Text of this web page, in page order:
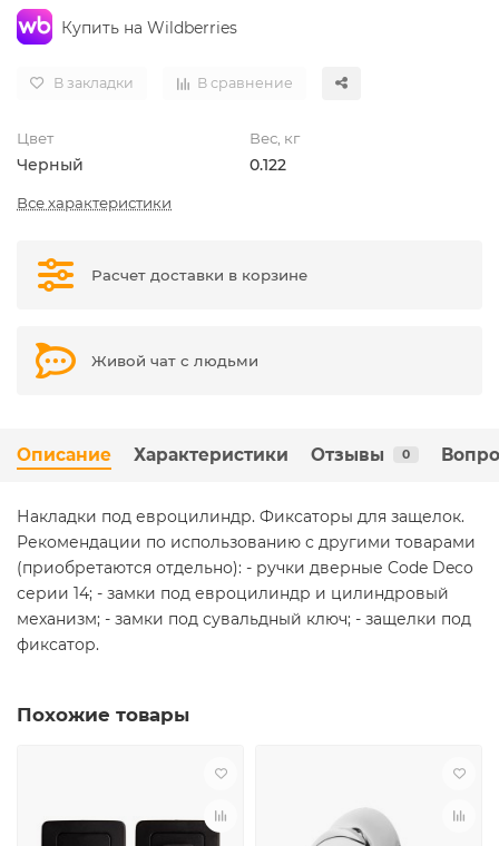
Купить на Wildberries
В закладки В сравнение
Цвет
Черный
Вес, кг
0.122
Все характеристики
Расчет доставки в корзине
Живой чат с людьми
Описание Характеристики Отзывы 0
Накладки под евроцилиндр. Фиксаторы для защелок.
Рекомендации по использованию с другими товарами
(приобретаются отдельно): - ручки дверные Code Deco
серии 14; - замки под евроцилиндр и цилиндровый
механизм; - замки под сувальдный ключ; - защелки под
фиксатор.
Похожие товары